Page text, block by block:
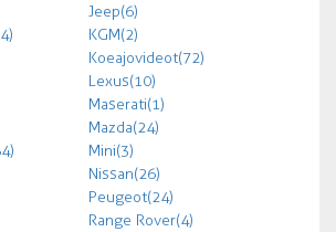
Jeep (6)
KGM (2)
Koeajovideot (72)
Lexus (10)
Maserati (1)
Mazda (24)
Mini (3)
Nissan (26)
Peugeot (24)
Range Rover (4)